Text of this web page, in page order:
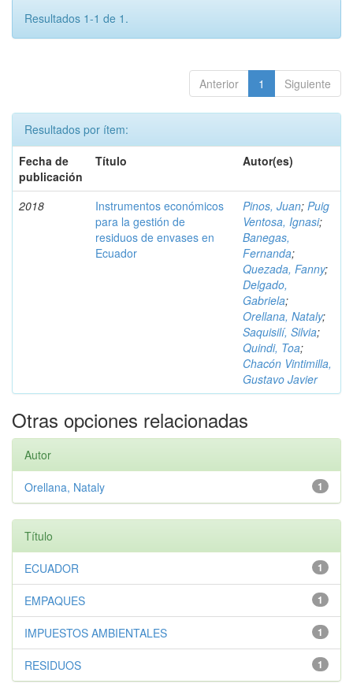
Resultados 1-1 de 1.
Anterior 1 Siguiente
Resultados por ítem:
Fecha de
publicación
Título Autor(es)
2018
Instrumentos económicos
para la gestión de
residuos de envases en
Ecuador
Pinos, Juan; Puig
Ventosa, Ignasi;
Banegas,
Fernanda;
Quezada, Fanny;
Delgado,
Gabriela;
Orellana, Nataly;
Saquisilí, Silvia;
Quindi, Toa;
Chacón Vintimilla,
Gustavo Javier
Otras opciones relacionadas
Autor
1
Orellana, Nataly
Título
1
ECUADOR
1
EMPAQUES
1
IMPUESTOS AMBIENTALES
1
RESIDUOS